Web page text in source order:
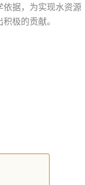
据，为实现水资源
极的贡献。